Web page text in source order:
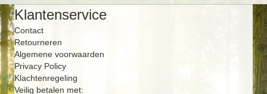
Klantenservice
Contact
Retourneren
Algemene voorwaarden
Privacy Policy
Klachtenregeling
Veilig betalen met: